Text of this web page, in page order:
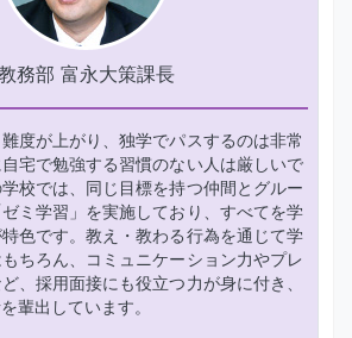
務部 富永大策課長
度が上がり、独学でパスするのは非常
宅で勉強する習慣のない人は厳しいで
校では、同じ目標を持つ仲間とグルー
ミ学習」を実施しており、すべてを学
色です。教え・教わる行為を通じて学
ちろん、コミュニケーション力やプレ
、採用面接にも役立つ力が身に付き、
輩出しています。